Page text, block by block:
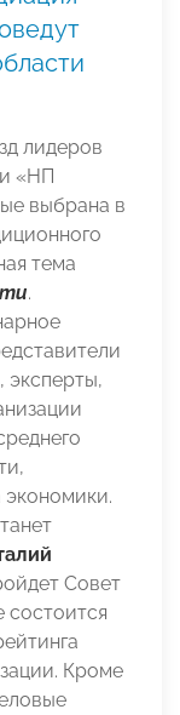
лидеров
«НП
выбрана в
тема
.
эксперты,
Совет
Кроме